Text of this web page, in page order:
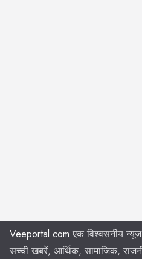
Veeportal.com एक विश्वसनीय
सच्ची खबरें, आर्थिक, सामाजिक,